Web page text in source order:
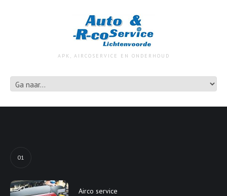
APK, AIRCOSERVICE EN ONDERHOUD
01
Airco service